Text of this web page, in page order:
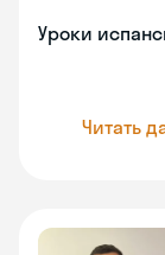
Уроки
Читать